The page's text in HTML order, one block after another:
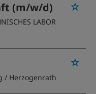
(m/w/d)
LABOR
/ Herzogenrath